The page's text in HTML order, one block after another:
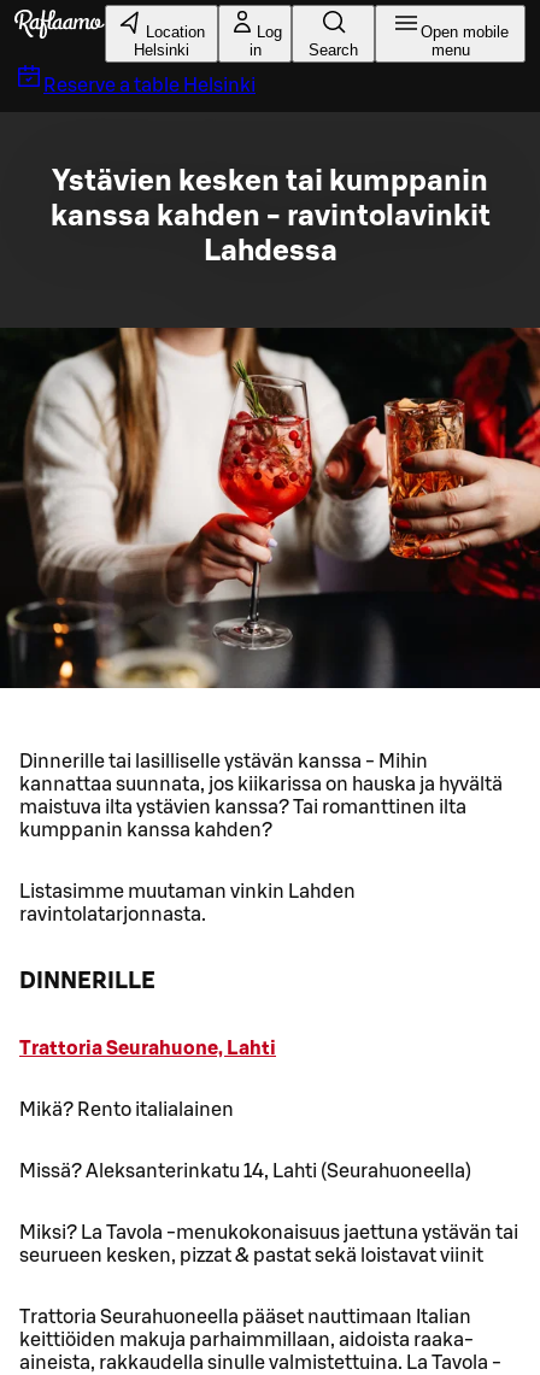
Skip to main content
Location
Helsinki
Log
in
Search
Open mobile
menu
Reserve a table Helsinki
Ystävien kesken tai kumppanin
kanssa kahden - ravintolavinkit
Lahdessa
Dinnerille tai lasilliselle ystävän kanssa - Mihin
kannattaa suunnata, jos kiikarissa on hauska ja hyvältä
maistuva ilta ystävien kanssa? Tai romanttinen ilta
kumppanin kanssa kahden?
Listasimme muutaman vinkin Lahden
ravintolatarjonnasta.
DINNERILLE
Trattoria Seurahuone, Lahti
Mikä? Rento italialainen
Missä? Aleksanterinkatu 14, Lahti (Seurahuoneella)
Miksi? La Tavola -menukokonaisuus jaettuna ystävän tai
seurueen kesken, pizzat & pastat sekä loistavat viinit
Trattoria Seurahuoneella pääset nauttimaan Italian
keittiöiden makuja parhaimmillaan, aidoista raaka-
aineista, rakkaudella sinulle valmistettuina. La Tavola -